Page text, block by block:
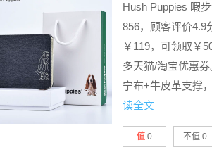
Hush Puppies 暇
856，顾客评价4.9
￥119，可领取￥
多天猫/淘宝优惠
宁布+牛皮革支撑
读全文
值 0 不值 0